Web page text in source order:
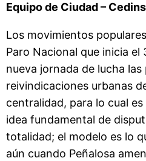
Equipo de Ciudad – Cedins
Los movimientos
Paro Nacional que inicia el
nueva jornada de lucha
reivindicaciones urbanas
centralidad, para lo cual
idea fundamental de
totalidad; el modelo es lo
aún cuando Peñalosa